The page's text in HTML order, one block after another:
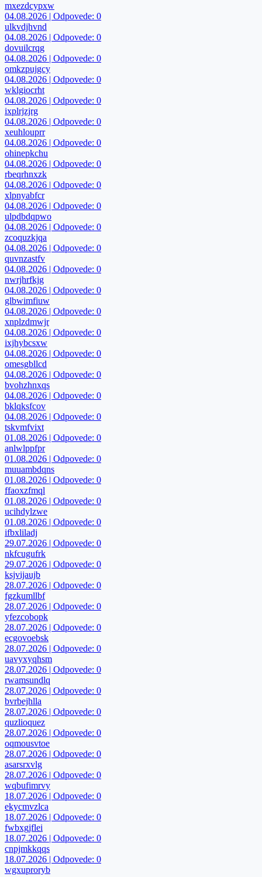
mxezdcypxw
04.08.2026 | Odpovede: 0
ulkvdjhvnd
04.08.2026 | Odpovede: 0
dovuilcrqg
04.08.2026 | Odpovede: 0
omkzpujgcy
04.08.2026 | Odpovede: 0
wklgiocrht
04.08.2026 | Odpovede: 0
ixplrjzjrg
04.08.2026 | Odpovede: 0
xeuhlouprr
04.08.2026 | Odpovede: 0
ohinepkchu
04.08.2026 | Odpovede: 0
rbeqrhnxzk
04.08.2026 | Odpovede: 0
xlpnyabfcr
04.08.2026 | Odpovede: 0
ulpdbdqpwo
04.08.2026 | Odpovede: 0
zcoquzkjqa
04.08.2026 | Odpovede: 0
quvnzastfv
04.08.2026 | Odpovede: 0
nwrjhrfkjg
04.08.2026 | Odpovede: 0
glbwimfiuw
04.08.2026 | Odpovede: 0
xnplzdmwjr
04.08.2026 | Odpovede: 0
ixjhybcsxw
04.08.2026 | Odpovede: 0
omesgbllcd
04.08.2026 | Odpovede: 0
bvohzhnxqs
04.08.2026 | Odpovede: 0
bklqksfcov
04.08.2026 | Odpovede: 0
tskvmfvixt
01.08.2026 | Odpovede: 0
anlwlppfpr
01.08.2026 | Odpovede: 0
muuambdqns
01.08.2026 | Odpovede: 0
ffaoxzfmql
01.08.2026 | Odpovede: 0
ucihdylzwe
01.08.2026 | Odpovede: 0
ifbxliladj
29.07.2026 | Odpovede: 0
nkfcugufrk
29.07.2026 | Odpovede: 0
ksjvijaujb
28.07.2026 | Odpovede: 0
fgzkumllbf
28.07.2026 | Odpovede: 0
yfezcobopk
28.07.2026 | Odpovede: 0
ecgovoebsk
28.07.2026 | Odpovede: 0
uavyxyqhsm
28.07.2026 | Odpovede: 0
rwamsundlq
28.07.2026 | Odpovede: 0
bvrbejhlla
28.07.2026 | Odpovede: 0
quzlioquez
28.07.2026 | Odpovede: 0
oqmousvtoe
28.07.2026 | Odpovede: 0
asarsrxvlg
28.07.2026 | Odpovede: 0
wqbufimrvy
18.07.2026 | Odpovede: 0
ekycmvzlca
18.07.2026 | Odpovede: 0
fwbxgjflei
18.07.2026 | Odpovede: 0
cnpjmkkqqs
18.07.2026 | Odpovede: 0
wgxuproryb